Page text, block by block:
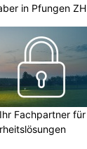
in Pfungen ZH
Fachpartner für